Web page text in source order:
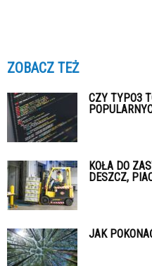
ZOBACZ TEŻ
CZY TYPO3
KOŁA DO
DESZCZ,
JAK